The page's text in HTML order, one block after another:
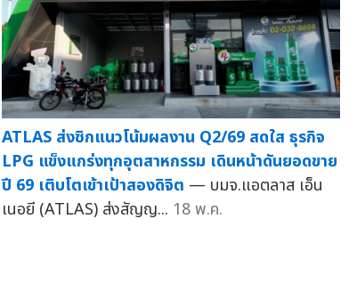
ATLAS ส่งซิกแนวโน้มผลงาน Q2/69 สดใส ธุรกิจ
LPG แข็งแกร่งทุกอุตสาหกรรม เดินหน้าดันยอดขาย
ปี 69 เติบโตเข้าเป้าสองดิจิต — บมจ.แอตลาส เอ็น
เนอยี (ATLAS) ส่งสัญญ... 18 พ.ค.